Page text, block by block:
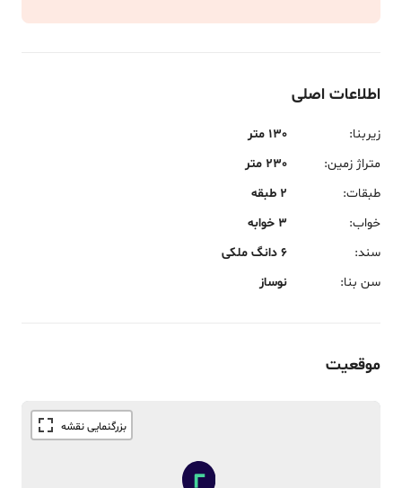
اطلاعات اصلی
زیربنا:
130 متر
متراژ زمین:
230 متر
طبقات:
2 طبقه
خواب:
3 خوابه
سند:
6 دانگ ملکی
سن بنا: نوساز
موقعیت